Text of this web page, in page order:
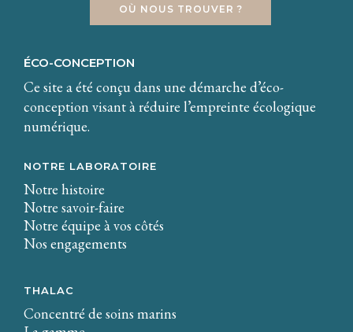
OÙ NOUS TROUVER ?
ÉCO-CONCEPTION
Ce site a été conçu dans une démarche d’éco-
conception visant à réduire l’empreinte écologique
numérique.
NOTRE LABORATOIRE
Notre histoire
Notre savoir-faire
Notre équipe à vos côtés
Nos engagements
THALAC
Concentré de soins marins